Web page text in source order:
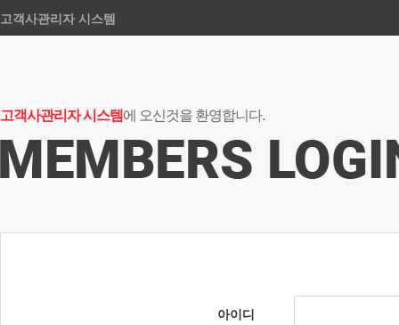
고객사관리자 시스템
고객사관리자 시스템에 오신것을 환영합니다.
아이디